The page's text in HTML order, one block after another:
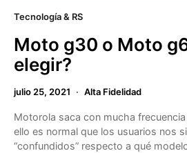
Tecnología & RS
Moto g30 o Moto
elegir?
julio 25, 2021 Alta Fidelidad
Motorola saca con mucha
ello es normal que los usuarios nos
“confundidos” respecto a qué